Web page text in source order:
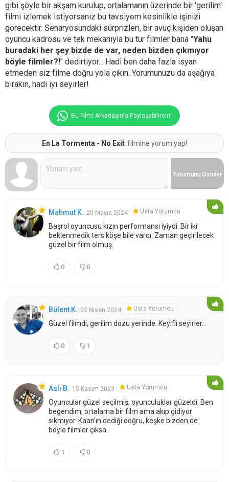
gibi şöyle bir akşam kurulup, ortalamanın üzerinde bir 'gerilim'
filmi izlemek istiyorsanız bu tavsiyem kesinlikle işinizi
görecektir. Senaryosundaki sürprizleri, bir avuç kişiden oluşan
oyuncu kadrosu ve tek mekanıyla bu tür filmler bana "Yahu
buradaki her şey bizde de var, neden bizden çıkmıyor
böyle filmler?!" dedirtiyor... Hadi ben daha fazla isyan
etmeden siz filme doğru yola çıkın. Yorumunuzu da aşağıya
bırakın, hadi iyi seyirler!
Bu Filmi Arkadaşınla Paylaşabilirsin!
En La Tormenta - No Exit filmine yorum yap!
Yorumunu Gönder
Mahmut K. 20 Mayıs 2024 Usta Yorumcu
Başrol oyuncusu kızın performansı iyiydi. Bir iki
beklenmedik ters köşe bile vardı. Zaman geçirilecek
güzel bir film olmuş.
0 0
Bülent K. 02 Nisan 2024 Usta Yorumcu
Güzel filmdi, gerilim dozu yerinde. Keyifli seyirler...
0 1
Aslı B. 15 Kasım 2023 Usta Yorumcu
Oyuncular güzel seçilmiş, oyunculuklar güzeldi. Ben
beğendim, ortalama bir film ama akıp gidiyor
sıkmıyor. Kaan'ın dediği doğru, keşke bizden de
böyle filmler çıksa.
1 0